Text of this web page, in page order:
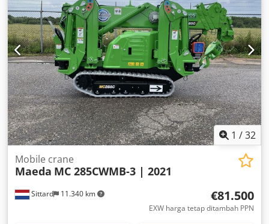
1 /32
Sittard 11.340 km
Mobile crane
Maeda MC 285CWMB-3 | 2021
€81.500
EXW harga tetap ditambah PPN